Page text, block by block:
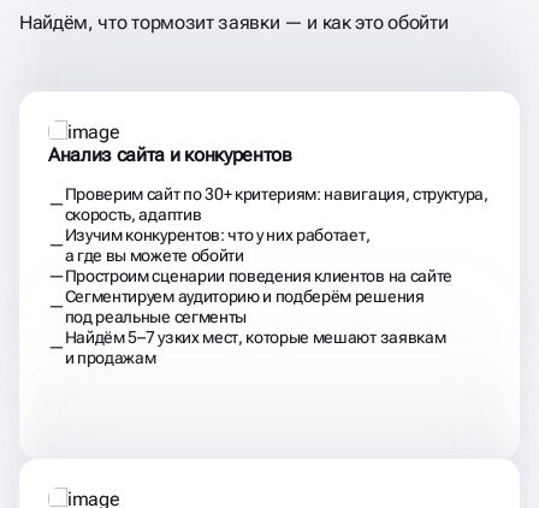
Найдём, что тормозит заявки — и как это обойти
Анализ сайта и конкурентов
Проверим сайт по 30+ критериям: навигация, структура,
скорость, адаптив
Изучим конкурентов: что у них работает,
а где вы можете обойти
Простроим сценарии поведения клиентов на сайте
Сегментируем аудиторию и подберём решения
под реальные сегменты
Найдём 5–7 узких мест, которые мешают заявкам
и продажам